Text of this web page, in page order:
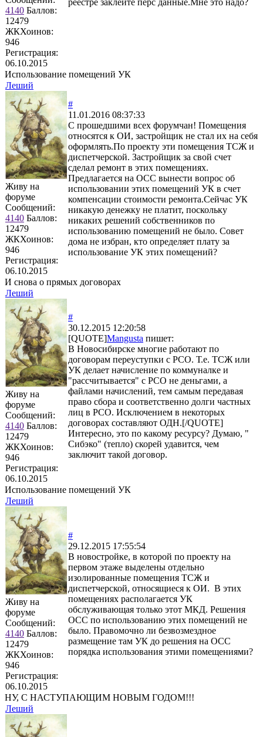
4140 Баллов:
12479
ЖКХоинов:
946
Регистрация:
06.10.2015
Использование помещений УК
Леший
Живу на
форуме
Сообщений:
4140 Баллов:
12479
ЖКХоинов:
946
Регистрация:
06.10.2015
#
11.01.2016 08:37:33
С прошедшими всех форумчан! Помещения
относятся к ОИ, застройщик не стал их на себя
оформлять.По проекту эти помещения ТСЖ и
диспетчерской. Застройщик за свой счет
сделал ремонт в этих помещениях.
Предлагается на ОСС вынести вопрос об
использовании этих помещений УК в счет
компенсации стоимости ремонта.Сейчас УК
никакую денежку не платит, поскольку
никаких решений собственников по
использованию помещений не было. Совет
дома не избран, кто определяет плату за
использование УК этих помещений?
И снова о прямых договорах
Леший
Живу на
форуме
Сообщений:
4140 Баллов:
12479
ЖКХоинов:
946
Регистрация:
06.10.2015
#
30.12.2015 12:20:58
[QUOTE]Mangusta пишет:
В Новосибирске многие работают по
договорам переуступки с РСО. Т.е. ТСЖ или
УК делает начисление по коммуналке и
"рассчитывается" с РСО не деньгами, а
файлами начислений, тем самым передавая
право сбора и соответственно долги частных
лиц в РСО. Исключением в некоторых
договорах составляют ОДН.[/QUOTE]
Интересно, это по какому ресурсу? Думаю, "
Сибэко" (тепло) скорей удавится, чем
заключит такой договор.
Использование помещений УК
Леший
Живу на
форуме
Сообщений:
4140 Баллов:
12479
ЖКХоинов:
946
Регистрация:
06.10.2015
#
29.12.2015 17:55:54
В новостройке, в которой по проекту на
первом этаже выделены отдельно
изолированные помещения ТСЖ и
диспетчерской, относящиеся к ОИ. В этих
помещениях располагается УК
обслуживающая только этот МКД. Решения
ОСС по использованию этих помещений не
было. Правомочно ли безвозмездное
размещение там УК до решения на ОСС
порядка использования этими помещениями?
НУ, С НАСТУПАЮЩИМ НОВЫМ ГОДОМ!!!
Леший